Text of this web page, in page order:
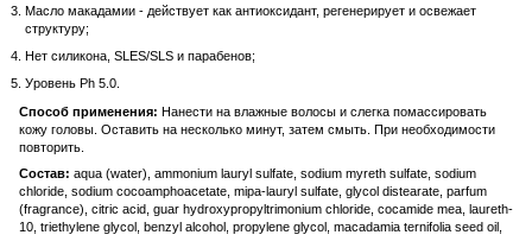
Масло макадамии - действует как антиоксидант, регенерирует и освежает
структуру;
Нет силикона, SLES/SLS и парабенов;
Уровень Ph 5.0.
Способ применения: Нанести на влажные волосы и слегка помассировать
кожу головы. Оставить на несколько минут, затем смыть. При необходимости
повторить.
Состав: aqua (water), ammonium lauryl sulfate, sodium myreth sulfate, sodium
chloride, sodium cocoamphoacetate, mipa-lauryl sulfate, glycol distearate, parfum
(fragrance), citric acid, guar hydroxypropyltrimonium chloride, cocamide mea, laureth-
10, triethylene glycol, benzyl alcohol, propylene glycol, macadamia ternifolia seed oil,